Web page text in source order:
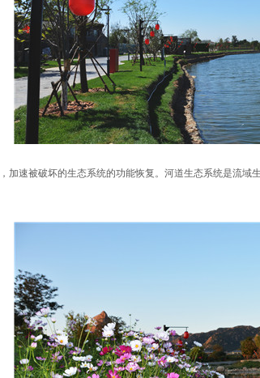
加速被破坏的生态系统的功能恢复。河道生态系统是流